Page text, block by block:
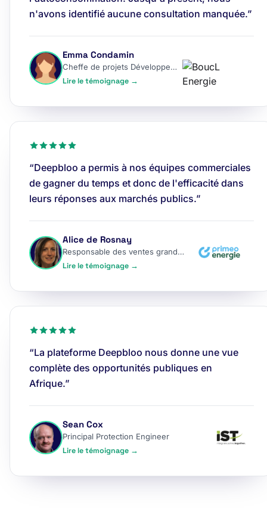
n'avons identifié aucune consultation manquée.”
Emma Condamin
Cheffe de projets Développement
Lire le témoignage →
“Deepbloo a permis à nos équipes commerciales
de gagner du temps et donc de l'efficacité dans
leurs réponses aux marchés publics.”
Alice de Rosnay
Responsable des ventes grands comptes
Lire le témoignage →
“La plateforme Deepbloo nous donne une vue
complète des opportunités publiques en
Afrique.”
Sean Cox
Principal Protection Engineer
Lire le témoignage →